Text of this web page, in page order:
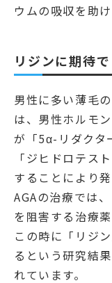
ウムの吸収を助
リジンに期待
男性に多い薄毛
は、男性ホルモ
が「5α-リダクタ
「ジヒドロテス
することにより
AGAの治療では
を阻害する治療
この時に「リジ
るという研究結
れています。